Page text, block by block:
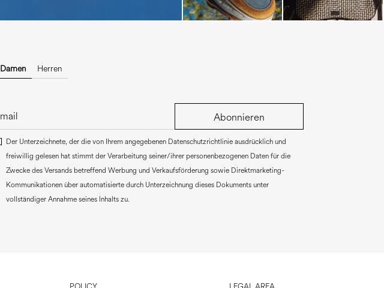
Damen Herren
Abonnieren
Der Unterzeichnete, der die von Ihrem angegebenen Datenschutzrichtlinie ausdrücklich und
freiwillig gelesen hat stimmt der Verarbeitung seiner/ihrer personenbezogenen Daten für die
Zwecke des Versands betreffend Werbung und Verkaufsförderung sowie Direktmarketing-
Kommunikationen über automatisierte durch Unterzeichnung dieses Dokuments unter
vollständiger Annahme seines Inhalts zu.